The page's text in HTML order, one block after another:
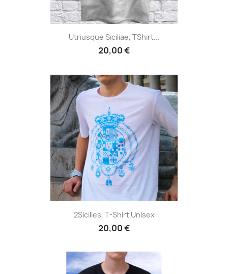
Utriusque Siciliae, TShirt...
20,00 €
2Sicilies, T-Shirt Unisex
20,00 €